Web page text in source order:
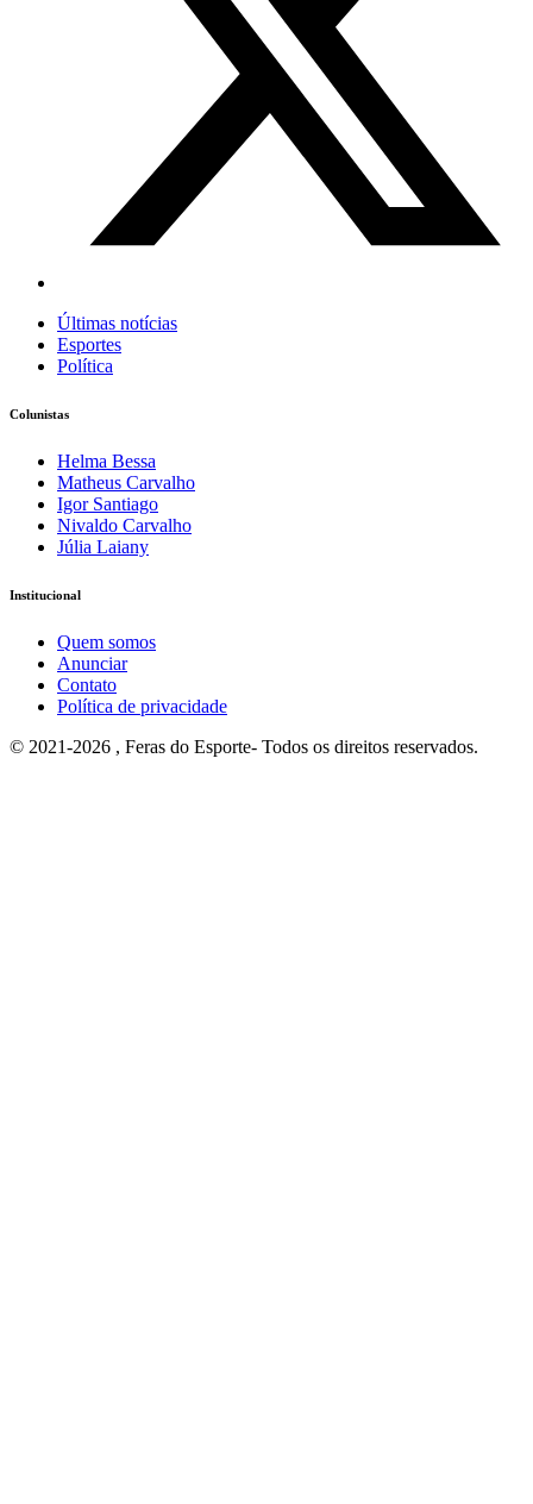
Últimas notícias
Esportes
Política
Colunistas
Helma Bessa
Matheus Carvalho
Igor Santiago
Nivaldo Carvalho
Júlia Laiany
Institucional
Quem somos
Anunciar
Contato
Política de privacidade
© 2021-2026 , Feras do Esporte- Todos os direitos reservados.